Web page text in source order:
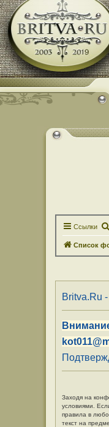
Ссылки
Список
Britva.Ru
Заходя на
условиями.
правила в
текст на